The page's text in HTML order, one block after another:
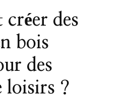
créer des
bois
des
loisirs ?